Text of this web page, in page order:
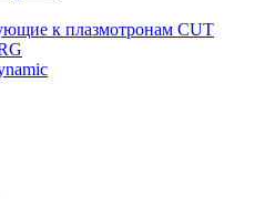
к плазмотронам CUT